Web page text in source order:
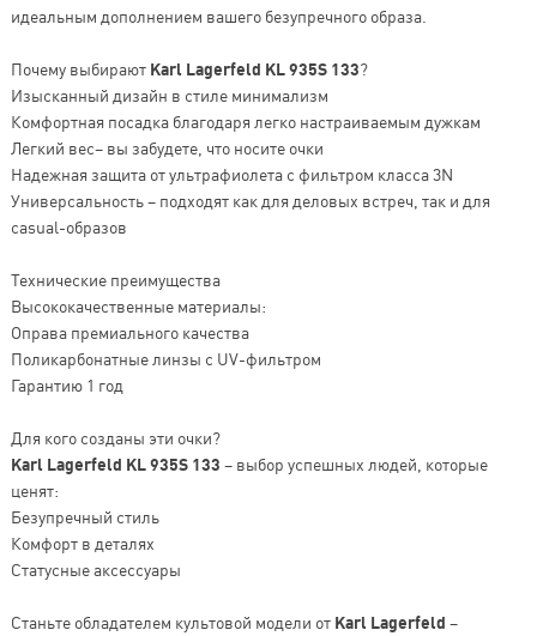
идеальным дополнением вашего безупречного образа.
Почему выбирают Karl Lagerfeld KL 935S 133?
Изысканный дизайн в стиле минимализм
Комфортная посадка благодаря легко настраиваемым дужкам
Легкий вес– вы забудете, что носите очки
Надежная защита от ультрафиолета с фильтром класса 3N
Универсальность – подходят как для деловых встреч, так и для
casual-образов
Технические преимущества
Высококачественные материалы:
Оправа премиального качества
Поликарбонатные линзы с UV-фильтром
Гарантию 1 год
Для кого созданы эти очки?
Karl Lagerfeld KL 935S 133 – выбор успешных людей, которые
ценят:
Безупречный стиль
Комфорт в деталях
Статусные аксессуары
Станьте обладателем культовой модели от Karl Lagerfeld –